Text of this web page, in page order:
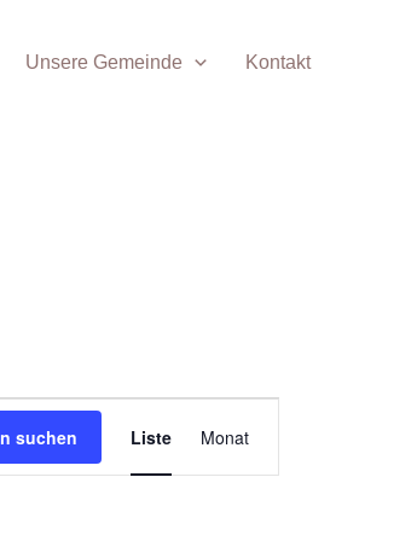
Unsere Gemeinde Kontakt
suchen
Ansichten-
Navigation
Liste Monat